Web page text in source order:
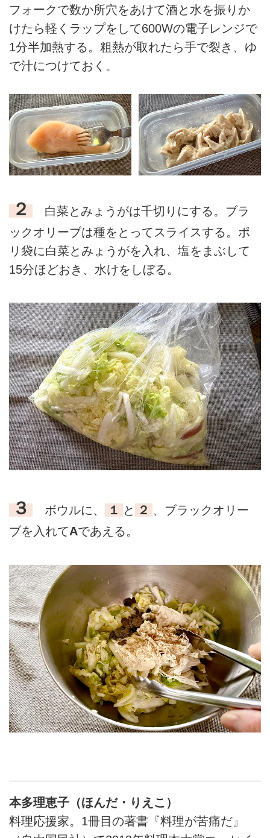
フォークで数か所穴をあけて酒と水を振りか
けたら軽くラップをして600Wの電子レンジで
1分半加熱する。粗熱が取れたら手で裂き、ゆ
で汁につけておく。
２
白菜とみょうがは千切りにする。ブラ
ックオリーブは種をとってスライスする。ポ
リ袋に白菜とみょうがを入れ、塩をまぶして
15分ほどおき、水けをしぼる。
３ ボウルに、 １ と ２ 、ブラックオリー
ブを入れてAであえる。
本多理恵子（ほんだ・りえこ）
料理応援家。1冊目の著書『料理が苦痛だ』